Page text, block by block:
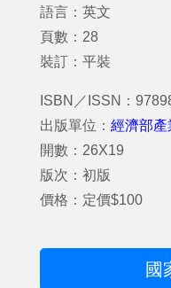
語言：英文
頁數：28
裝訂：平裝
ISBN／ISSN：
出版單位： 經濟部產
開數：26X19
版次：初版
價格：定價$100
國